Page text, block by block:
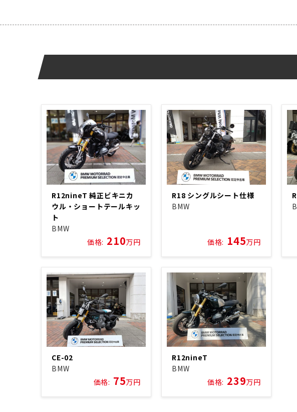
R12nineT 純正ビキニカ
ウル・ショートテールキッ
ト
BMW
価格: 210万円
R18 シングルシート仕様
BMW
価格: 145万円
CE-02
BMW
価格: 75万円
R12nineT
BMW
価格: 239万円